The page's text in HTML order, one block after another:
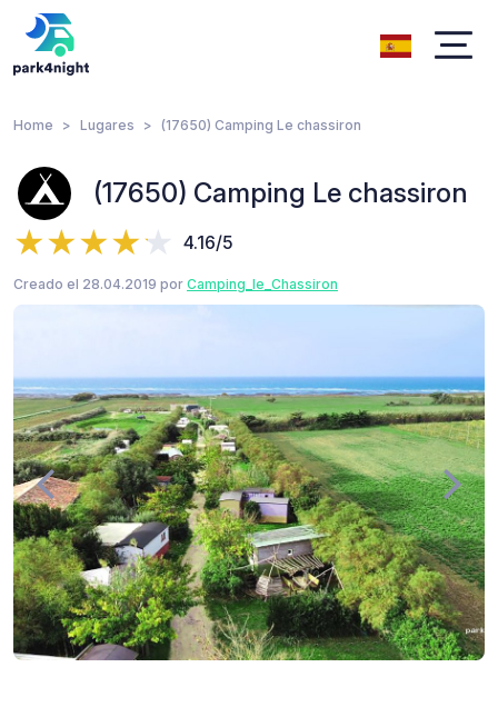
Home Lugares (17650) Camping Le chassiron
(17650) Camping Le chassiron
4.16/5
Creado el 28.04.2019 por Camping_le_Chassiron